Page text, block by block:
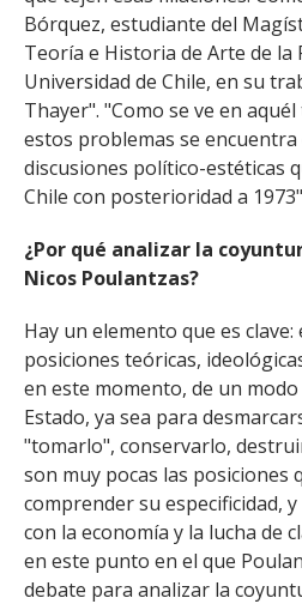
Bórquez, estudiante del
Teoría e Historia de Arte de la
Universidad de Chile, en su
Thayer". "Como se ve en
estos problemas se encuentra
discusiones político-estéticas
Chile con posterioridad a
¿Por qué analizar la
Nicos Poulantzas?
Hay un elemento que es
posiciones teóricas,
en este momento, de un
Estado, ya sea para
"tomarlo", conservarlo,
son muy pocas las posiciones
comprender su especificidad,
con la economía y la lucha de
en este punto en el que
debate para analizar la